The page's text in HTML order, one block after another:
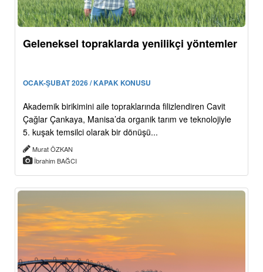
Geleneksel topraklarda yenilikçi yöntemler
OCAK-ŞUBAT 2026 / KAPAK KONUSU
Akademik birikimini aile topraklarında filizlendiren Cavit
Çağlar Çankaya, Manisa’da organik tarım ve teknolojiyle
5. kuşak temsilci olarak bir dönüşü...
Murat ÖZKAN
İbrahim BAĞCI